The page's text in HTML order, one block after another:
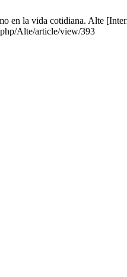
en la vida cotidiana. Alte
Alte/article/view/393